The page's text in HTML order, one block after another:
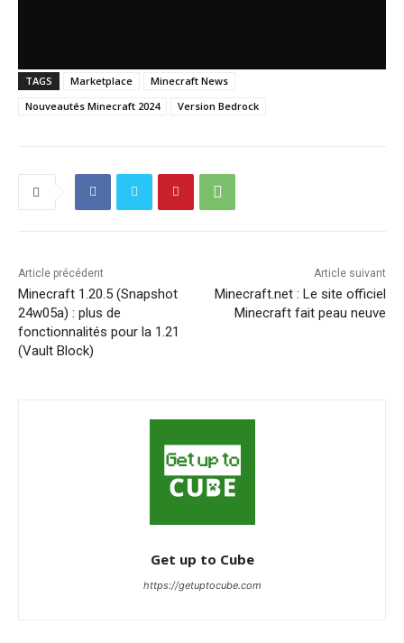
TAGS Marketplace
Minecraft News
Nouveautés Minecraft 2024
Version Bedrock
Article précédent
Minecraft 1.20.5 (Snapshot
24w05a) : plus de
fonctionnalités pour la 1.21
(Vault Block)
Article suivant
Minecraft.net : Le site officiel
Minecraft fait peau neuve
Get up to Cube
https://getuptocube.com